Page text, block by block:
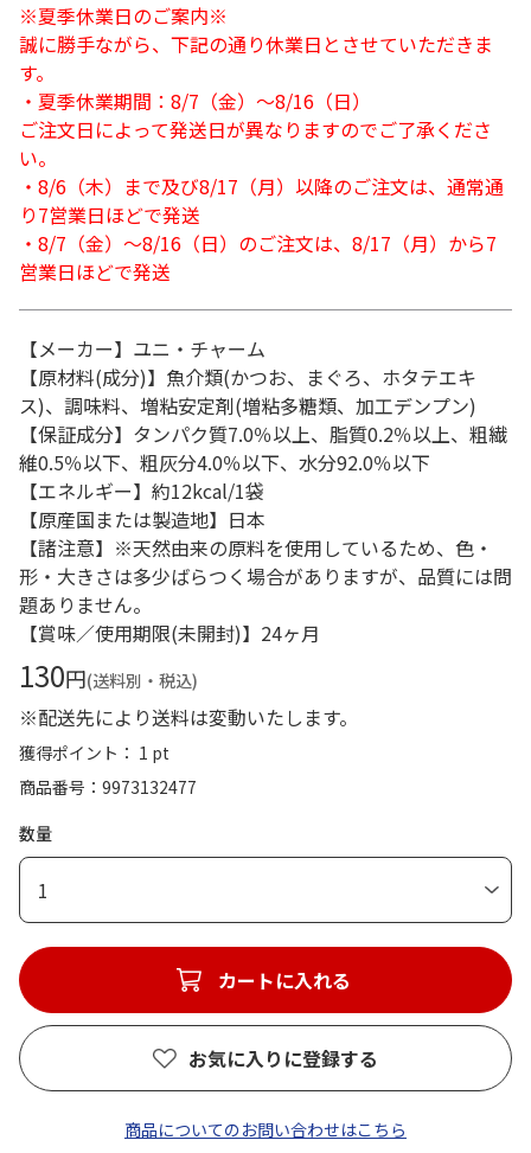
※夏季休業日のご案内※
誠に勝手ながら、下記の通り休業日とさせていただきま
す。
・夏季休業期間：8/7（金）～8/16（日）
ご注文日によって発送日が異なりますのでご了承くださ
い。
・8/6（木）まで及び8/17（月）以降のご注文は、通常通
り7営業日ほどで発送
・8/7（金）～8/16（日）のご注文は、8/17（月）から7
営業日ほどで発送
【メーカー】ユニ・チャーム
【原材料(成分)】魚介類(かつお、まぐろ、ホタテエキ
ス)、調味料、増粘安定剤(増粘多糖類、加工デンプン)
【保証成分】タンパク質7.0％以上、脂質0.2％以上、粗繊
維0.5％以下、粗灰分4.0％以下、水分92.0％以下
【エネルギー】約12kcal/1袋
【原産国または製造地】日本
【諸注意】※天然由来の原料を使用しているため、色・
形・大きさは多少ばらつく場合がありますが、品質には問
題ありません。
【賞味／使用期限(未開封)】24ヶ月
130円(送料別・税込)
※配送先により送料は変動いたします。
獲得ポイント： 1 pt
商品番号
9973132477
数量
1
カートに入れる
お気に入りに登録する
商品についてのお問い合わせはこちら